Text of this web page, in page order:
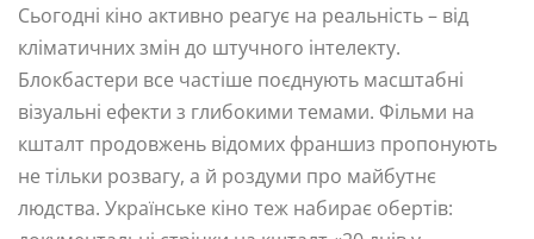
Сьогодні кіно активно реагує на реальність – від
кліматичних змін до штучного інтелекту.
Блокбастери все частіше поєднують масштабні
візуальні ефекти з глибокими темами. Фільми на
кшталт продовжень відомих франшиз пропонують
не тільки розвагу, а й роздуми про майбутнє
людства. Українське кіно теж набирає обертів: